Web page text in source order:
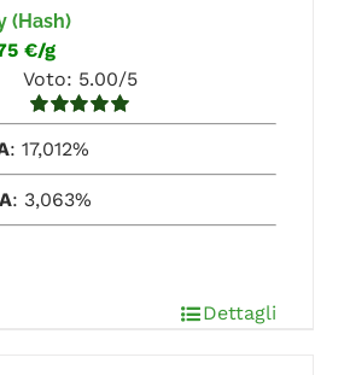
(Hash)
€/g
Voto: 5.00/5
su 5
: 17,012%
: 3,063%
Dettagli